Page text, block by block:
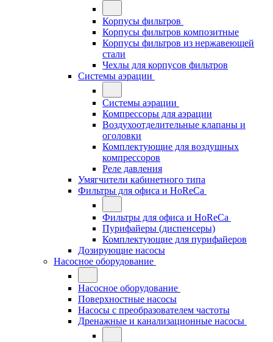
Корпусы фильтров
Корпусы фильтров композитные
Корпусы фильтров из нержавеющей
стали
Чехлы для корпусов фильтров
Системы аэрации
Системы аэрации
Компрессоры для аэрации
Воздухоотделительные клапаны и
оголовки
Комплектующие для воздушных
компрессоров
Реле давления
Умягчители кабинетного типа
Фильтры для офиса и HoReCa
Фильтры для офиса и HoReCa
Пурифайеры (диспенсеры)
Комплектующие для пурифайеров
Дозирующие насосы
Насосное оборудование
Насосное оборудование
Поверхностные насосы
Насосы с преобразователем частоты
Дренажные и канализационные насосы